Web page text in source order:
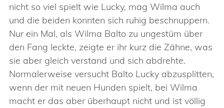
nicht so viel spielt wie Lucky, mag Wilma auch
und die beiden konnten sich ruhig beschnuppern.
Nur ein Mal, als Wilma Balto zu ungestüm über
den Fang leckte, zeigte er ihr kurz die Zähne, was
sie aber gleich verstand und sich abdrehte.
Normalerweise versucht Balto Lucky abzusplitten,
wenn der mit neuen Hunden spielt, bei Wilma
macht er das aber überhaupt nicht und ist völlig